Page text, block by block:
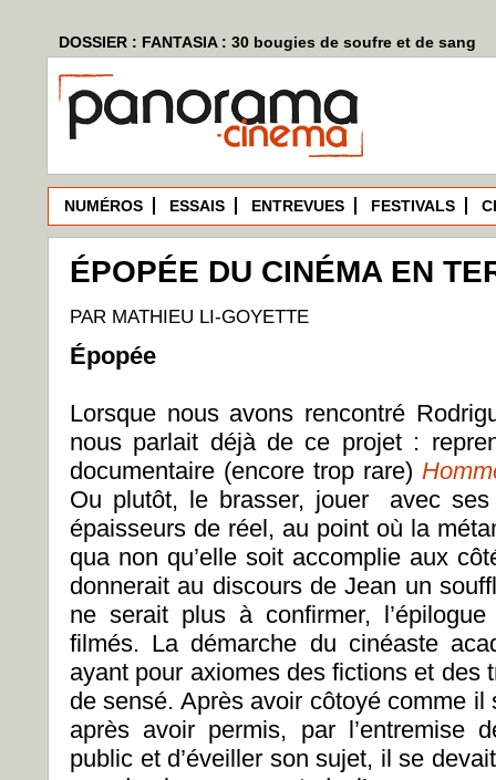
DOSSIER : FANTASIA : 30 bougies de soufre et de sang
NUMÉROS ESSAIS ENTREVUES FESTIVALS
ÉPOPÉE DU CINÉMA EN
PAR MATHIEU LI-GOYETTE
Épopée
Lorsque nous avons rencontré
nous parlait déjà de ce projet :
documentaire (encore trop rare)
Ou plutôt, le brasser, jouer avec
épaisseurs de réel, au point où la
qua non qu’elle soit accomplie aux
donnerait au discours de Jean un
ne serait plus à confirmer,
filmés. La démarche du cinéaste
ayant pour axiomes des fictions et des
de sensé. Après avoir côtoyé comme
après avoir permis, par l’entremise
public et d’éveiller son sujet, il se